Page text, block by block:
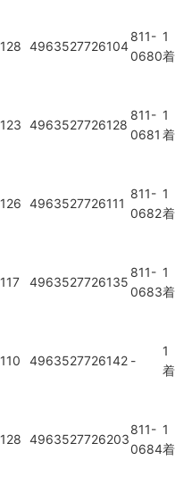
128 4963527726104
811-
0680
1
着
123 4963527726128
811-
0681
1
着
126 4963527726111
811-
0682
1
着
117 4963527726135
811-
0683
1
着
110 4963527726142 -
1
着
128 4963527726203
811-
0684
1
着